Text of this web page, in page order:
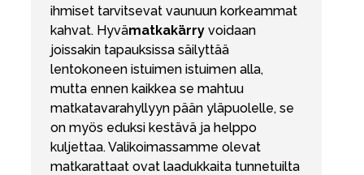
ihmiset tarvitsevat vaunuun korkeammat
kahvat. Hyvämatkakärry voidaan
joissakin tapauksissa säilyttää
lentokoneen istuimen istuimen alla,
mutta ennen kaikkea se mahtuu
matkatavarahyllyyn pään yläpuolelle, se
on myös eduksi kestävä ja helppo
kuljettaa. Valikoimassamme olevat
matkarattaat ovat laadukkaita tunnetuilta